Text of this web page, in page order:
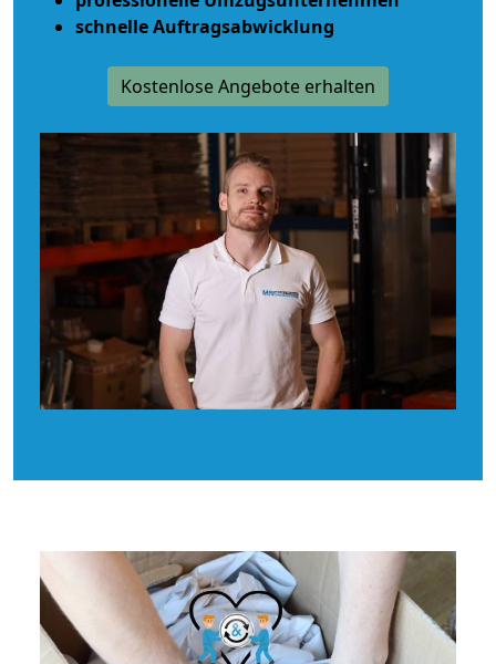
schnelle Auftragsabwicklung
Kostenlose Angebote erhalten